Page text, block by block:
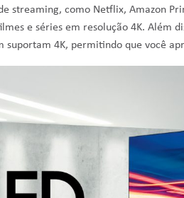
streaming, como Netflix, Amazon
e séries em resolução 4K. Além
suportam 4K, permitindo que você